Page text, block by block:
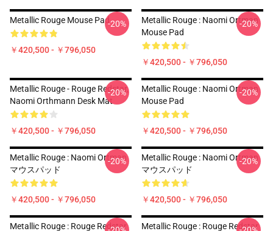
Metallic Rouge Mouse Pad
￥420,500 - ￥796,050
-20%
Metallic Rouge : Naomi Ortman
Mouse Pad
￥420,500 - ￥796,050
-20%
Metallic Rouge - Rouge Redstar,
Naomi Orthmann Desk Mat
￥420,500 - ￥796,050
-20%
Metallic Rouge : Naomi Ortman
Mouse Pad
￥420,500 - ￥796,050
-20%
Metallic Rouge : Naomi Ortman
マウスパッド
￥420,500 - ￥796,050
-20%
Metallic Rouge : Naomi Ortman
マウスパッド
￥420,500 - ￥796,050
-20%
Metallic Rouge : Rouge Redstar
Metallic Rouge : Rouge Redstar